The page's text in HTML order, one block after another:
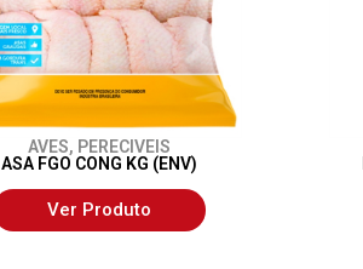
AVES, PERECIVEIS
ASA FGO CONG KG (ENV)
Ver Produto